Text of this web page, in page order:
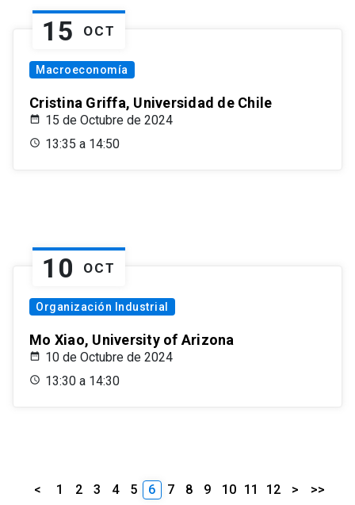
15 OCT
Macroeconomía
Cristina Griffa, Universidad de Chile
15 de Octubre de 2024
13:35 a 14:50
10 OCT
Organización Industrial
Mo Xiao, University of Arizona
10 de Octubre de 2024
13:30 a 14:30
< 1 2 3 4 5 6 7 8 9 10 11 12 > >>